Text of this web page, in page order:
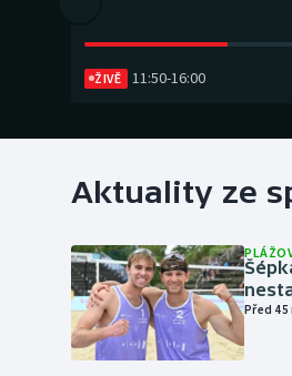
ŽIVĚ 11:50-16:00
Aktuality ze
Před 45